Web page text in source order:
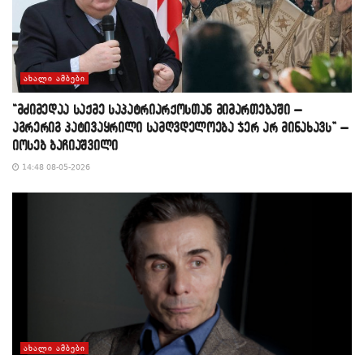
ᲐᲮᲐᲚᲘ ᲐᲛᲑᲔᲑᲘ
“მძიმედაა საქმე საპატრიარქოსთან მიმართებაში –
აგრერიგ პატივაყრილი სამღვდელოება ჯერ არ მინახავს” –
იოსებ ბაჩიაშვილი
14:48 08-05-2026
ᲐᲮᲐᲚᲘ ᲐᲛᲑᲔᲑᲘ